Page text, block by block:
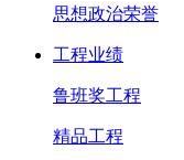
思想政治荣誉
工程业绩
鲁班奖工程
精品工程